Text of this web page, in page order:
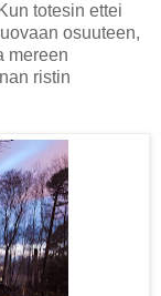
totesin ettei
osuuteen,
mereen
ristin